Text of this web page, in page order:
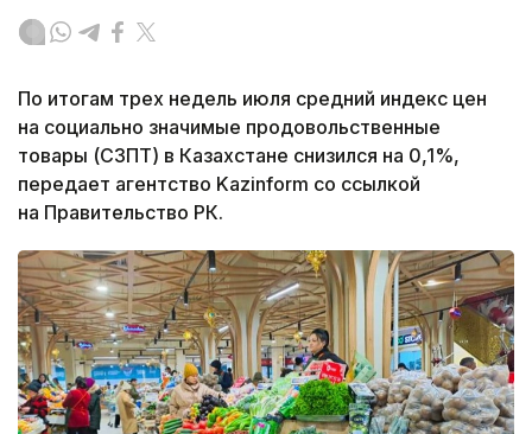
По итогам трех недель июля средний индекс цен
на социально значимые продовольственные
товары (СЗПТ) в Казахстане снизился на 0,1%,
передает агентство Kazinform со ссылкой
на Правительство РК.